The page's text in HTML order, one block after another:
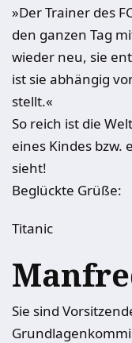
»Der Trainer des
den ganzen Tag
wieder neu, sie
ist sie abhängig
stellt.«
So reich ist die
eines Kindes bzw.
sieht!
Beglückte Grüße:
Titanic
Sie sind